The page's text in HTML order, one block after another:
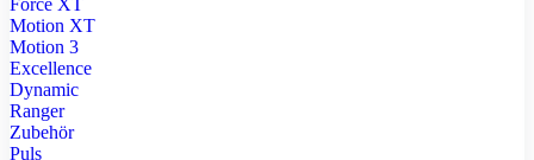
Force XT
Motion XT
Motion 3
Excellence
Dynamic
Ranger
Zubehör
Puls